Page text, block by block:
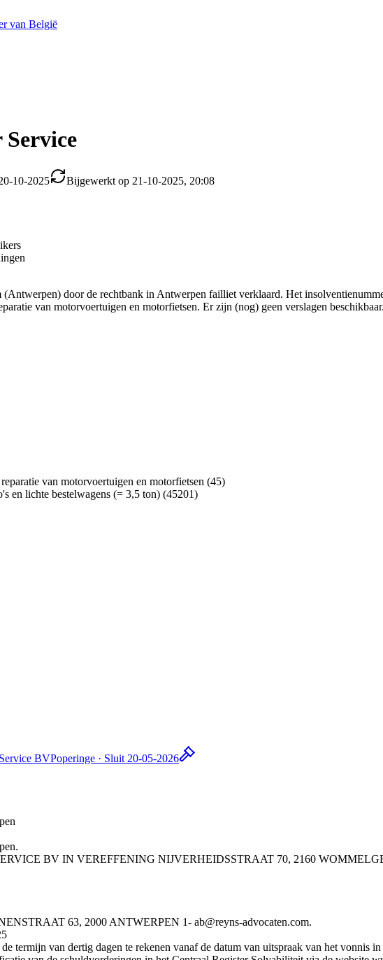
van België
Service
10-2025 Bijgewerkt op 21-10-2025, 20:08
door de rechtbank in Antwerpen failliet verklaard. Het
van motorvoertuigen en motorfietsen. Er zijn (nog) geen verslagen
van motorvoertuigen en motorfietsen (45)
en lichte bestelwagens (= 3,5 ton) (45201)
BVPoperinge · Sluit 20-05-2026
BV IN VEREFFENING NIJVERHEIDSSTRAAT 70, 2160
63, 2000 ANTWERPEN 1- ab@reyns-advocaten.com.
termijn van dertig dagen te rekenen vanaf de datum van uitspraak van het vonnis